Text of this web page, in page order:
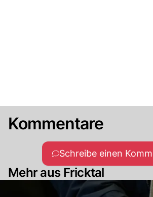
Kommentare
Schreibe einen
Mehr aus Fricktal